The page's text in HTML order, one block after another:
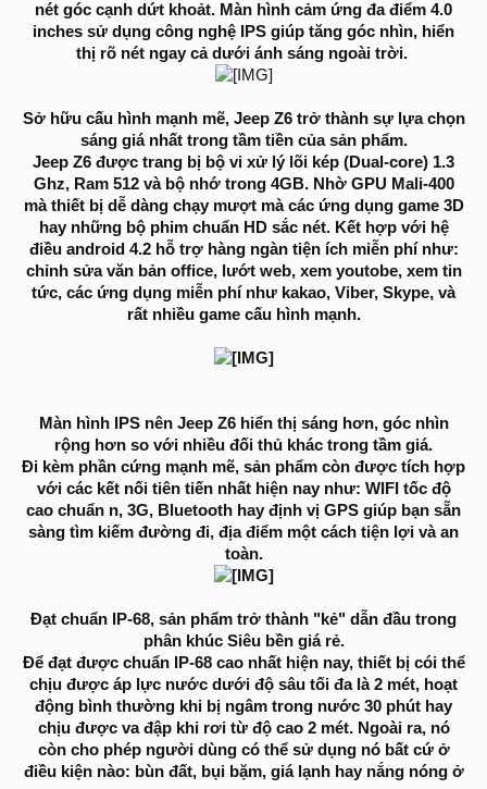
nét góc cạnh dứt khoảt. Màn hình cảm ứng đa điểm 4.0
inches sử dụng công nghệ IPS giúp tăng góc nhìn, hiển
thị rõ nét ngay cả dưới ánh sáng ngoài trời.
Sở hữu cấu hình mạnh mẽ, Jeep Z6 trở thành sự lựa chọn
sáng giá nhất trong tầm tiền của sản phẩm.
Jeep Z6 được trang bị bộ vi xử lý lõi kép (Dual-core) 1.3
Ghz, Ram 512 và bộ nhớ trong 4GB. Nhờ GPU Mali-400
mà thiết bị dễ dàng chạy mượt mà các ứng dụng game 3D
hay những bộ phim chuẩn HD sắc nét. Kết hợp với hệ
điều android 4.2 hỗ trợ hàng ngàn tiện ích miễn phí như:
chỉnh sửa văn bản office, lướt web, xem youtobe, xem tin
tức, các ứng dụng miễn phí như kakao, Viber, Skype, và
rất nhiều game cấu hình mạnh.
Màn hình IPS nên Jeep Z6 hiển thị sáng hơn, góc nhìn
rộng hơn so với nhiều đối thủ khác trong tầm giá.
Đi kèm phần cứng mạnh mẽ, sản phẩm còn được tích hợp
với các kết nối tiên tiến nhất hiện nay như: WIFI tốc độ
cao chuẩn n, 3G, Bluetooth hay định vị GPS giúp bạn sẵn
sàng tìm kiếm đường đi, địa điểm một cách tiện lợi và an
toàn.
Đạt chuẩn IP-68, sản phẩm trở thành "kẻ" dẫn đầu trong
phân khúc Siêu bền giá rẻ.
Để đạt được chuẩn IP-68 cao nhất hiện nay, thiết bị cói thể
chịu được áp lực nước dưới độ sâu tối đa là 2 mét, hoạt
động bình thường khi bị ngâm trong nước 30 phút hay
chịu được va đập khi rơi từ độ cao 2 mét. Ngoài ra, nó
còn cho phép người dùng có thể sử dụng nó bất cứ ở
điều kiện nào: bùn đất, bụi bặm, giá lạnh hay nắng nóng ở